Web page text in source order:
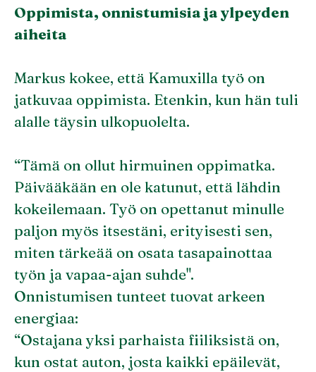
Oppimista, onnistumisia ja ylpeyden
aiheita
Markus kokee, että Kamuxilla työ on
jatkuvaa oppimista. Etenkin, kun hän tuli
alalle täysin ulkopuolelta.
“Tämä on ollut hirmuinen oppimatka.
Päivääkään en ole katunut, että lähdin
kokeilemaan. Työ on opettanut minulle
paljon myös itsestäni, erityisesti sen,
miten tärkeää on osata tasapainottaa
työn ja vapaa-ajan suhde".
Onnistumisen tunteet tuovat arkeen
energiaa:
“Ostajana yksi parhaista fiiliksistä on,
kun ostat auton, josta kaikki epäilevät,